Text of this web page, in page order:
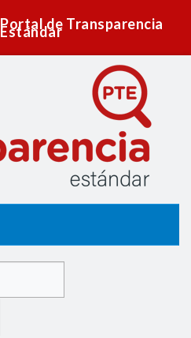
Portal de Transparencia
Estándar